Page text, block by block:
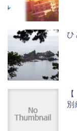
ひ
別